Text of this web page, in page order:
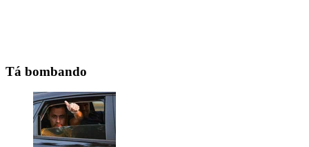
Tá bombando